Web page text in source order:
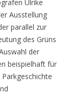
Ulrike
Ausstellung
parallel zur
des Grüns
der
beispielhaft für